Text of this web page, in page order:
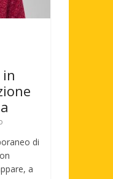
di
a